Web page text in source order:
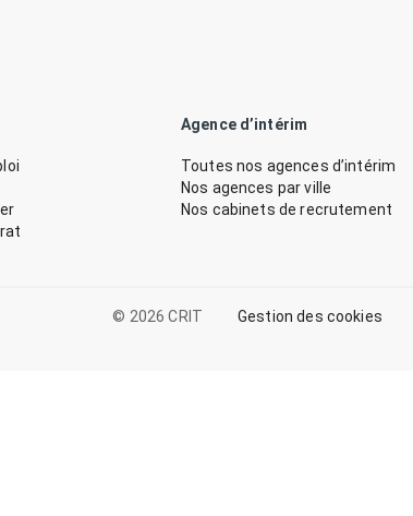
Agence d’intérim
Toutes nos agences d’intérim
Nos agences par ville
Nos cabinets de recrutement
© 2026 CRIT Gestion des cookies